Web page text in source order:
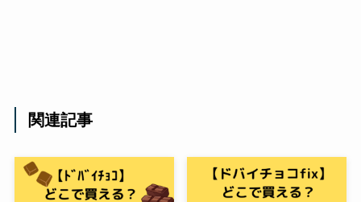
関連記事